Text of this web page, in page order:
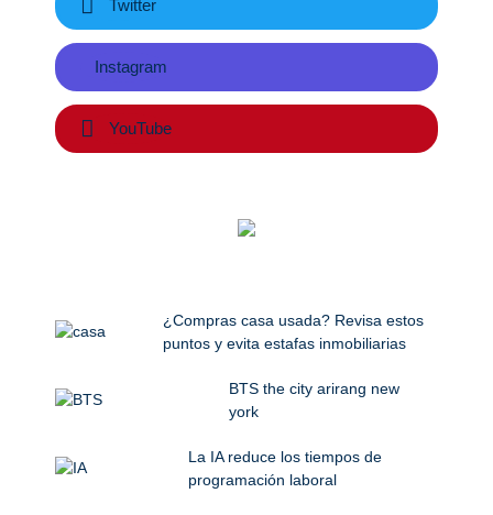
Twitter
Instagram
YouTube
¿Compras casa usada? Revisa estos
puntos y evita estafas inmobiliarias
BTS the city arirang new
york
La IA reduce los tiempos de
programación laboral